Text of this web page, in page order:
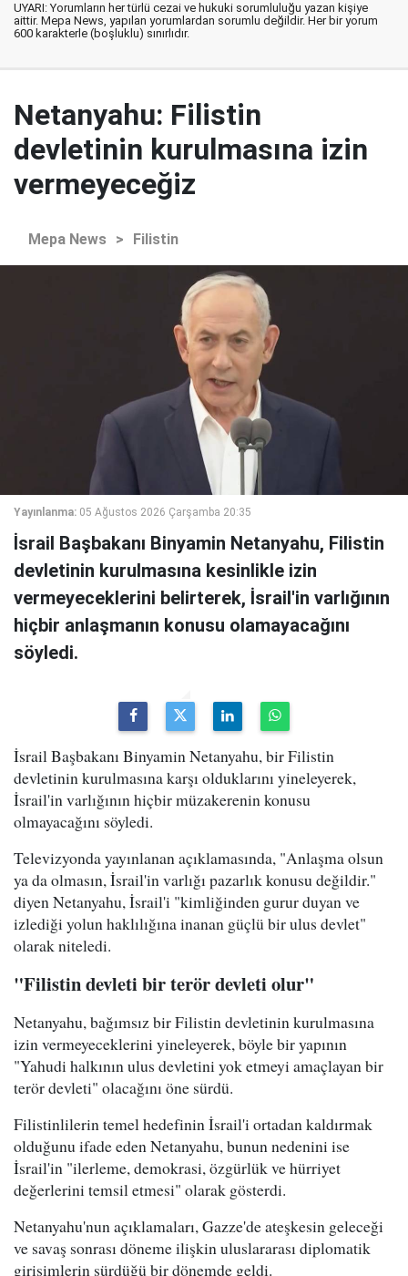
UYARI: Yorumların her türlü cezai ve hukuki sorumluluğu yazan kişiye
aittir. Mepa News, yapılan yorumlardan sorumlu değildir. Her bir yorum
600 karakterle (boşluklu) sınırlıdır.
Netanyahu: Filistin
devletinin kurulmasına izin
vermeyeceğiz
Mepa News > Filistin
Yayınlanma: 05 Ağustos 2026 Çarşamba 20:35
İsrail Başbakanı Binyamin Netanyahu, Filistin
devletinin kurulmasına kesinlikle izin
vermeyeceklerini belirterek, İsrail'in varlığının
hiçbir anlaşmanın konusu olamayacağını
söyledi.
İsrail Başbakanı Binyamin Netanyahu, bir Filistin
devletinin kurulmasına karşı olduklarını yineleyerek,
İsrail'in varlığının hiçbir müzakerenin konusu
olmayacağını söyledi.
Televizyonda yayınlanan açıklamasında, "Anlaşma olsun
ya da olmasın, İsrail'in varlığı pazarlık konusu değildir."
diyen Netanyahu, İsrail'i "kimliğinden gurur duyan ve
izlediği yolun haklılığına inanan güçlü bir ulus devlet"
olarak niteledi.
"Filistin devleti bir terör devleti olur"
Netanyahu, bağımsız bir Filistin devletinin kurulmasına
izin vermeyeceklerini yineleyerek, böyle bir yapının
"Yahudi halkının ulus devletini yok etmeyi amaçlayan bir
terör devleti" olacağını öne sürdü.
Filistinlilerin temel hedefinin İsrail'i ortadan kaldırmak
olduğunu ifade eden Netanyahu, bunun nedenini ise
İsrail'in "ilerleme, demokrasi, özgürlük ve hürriyet
değerlerini temsil etmesi" olarak gösterdi.
Netanyahu'nun açıklamaları, Gazze'de ateşkesin geleceği
ve savaş sonrası döneme ilişkin uluslararası diplomatik
girişimlerin sürdüğü bir dönemde geldi.